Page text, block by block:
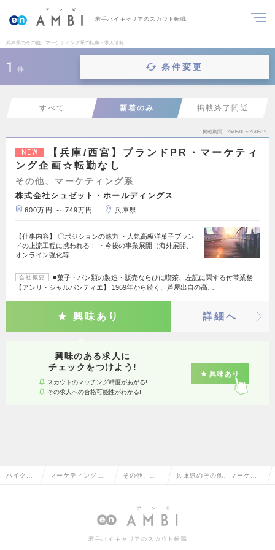
若手ハイキャリアのスカウト転職
兵庫県のその他、マーケティング系の転職・求人情報
1 件 条件変更
すべて 新着のみ 掲載終了間近
掲載期間 26/08/06～26/08/19
NEW
【兵庫/西宮】ブランドPR・マーケティ
ング企画☆転勤なし
その他、マーケティング系
株式会社シュゼット・ホールディングス
600万円 ～ 749万円 兵庫県
【仕事内容】 〇ポジションの魅力 ・人気高級洋菓子ブラン
ドの上流工程に携われる！ ・今後の事業展開（海外展開、
オンライン強化等…
会社概要
■菓子・パン類の製造・販売ならびに喫茶、左記に関する付帯業務
【アンリ・シャルパンティエ】 1969年から続く、芦屋出自の高…
興味あり 詳細へ
興味のある求人に
チェックをつけよう!
スカウトのマッチング精度があがる!
その求人への合格可能性がわかる!
興味あり
ハイクラ マーケティング・ その他、マ
グ系
兵庫県のその他、マーケテ
一覧
若手ハイキャリアのスカウト転職